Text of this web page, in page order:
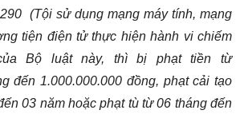
(Tội sử dụng mạng máy tính, mạng
tiện điện tử thực hiện hành vi chiếm
Bộ luật này, thì bị phạt tiền từ
đến 1.000.000.000 đồng, phạt cải tạo
03 năm hoặc phạt tù từ 06 tháng đến